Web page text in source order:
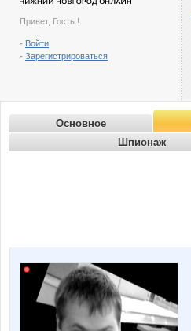
Привет, Гость !
- Войти
- Зарегистрироваться
Основное
Шпионаж